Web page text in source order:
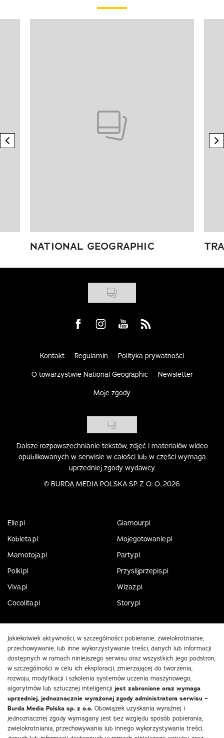
previous element
NATIONAL GEOGRAPHIC
Visit us on Facebook
Visit us on Instagram
Visit us on Youtube
Visit us on Rss
Kontakt Regulamin Polityka prywatności
O towarzystwie National Geographic Newsletter
Moje zgody
Dalsze rozpowszechnianie tekstów, zdjęć i materiałów wideo
opublikowanych w serwisie w całości lub w części wymaga
uprzedniej zgody wydawcy.
© BURDA MEDIA POLSKA SP. Z O. O. 2026
Elle.pl
Glamour.pl
Kobieta.pl
Mojegotowanie.pl
Mamotoja.pl
Party.pl
Polki.pl
Przyslijprzepis.pl
Viva.pl
Wizaz.pl
Cocolita.pl
Story.pl
Jakiekolwiek aktywności, w szczególności: pobieranie, zwielokrotnianie,
przechowywanie, lub inne wykorzystywanie treści, danych lub informacji
dostępnych w ramach niniejszego serwisu oraz wszystkich jego podstron,
w szczególności w celu ich eksploracji, zmierzającej do tworzenia,
rozwoju, modyfikacji i szkolenia systemów uczenia maszynowego,
algorytmów lub sztucznej inteligencji jest zabronione oraz wymaga
uprzedniej, jednoznacznie wyrażonej zgody administratora serwisu –
Burda Media Polska sp. z o.o. Obowiązek uzyskania wyraźnej i
jednoznacznej zgody wymagany jest bez względu sposób pobierania,
zwielokrotniania, przechowywania lub innego wykorzystywania treści,